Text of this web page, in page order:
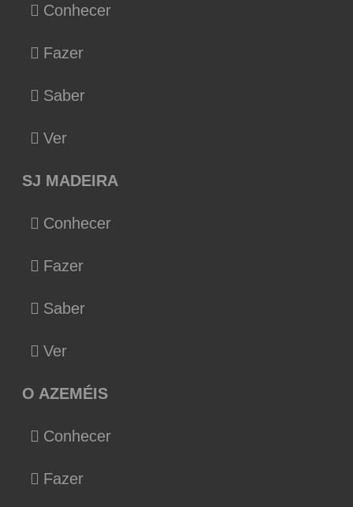
Conhecer
Fazer
Saber
Ver
SJ MADEIRA
Conhecer
Fazer
Saber
Ver
O AZEMÉIS
Conhecer
Fazer